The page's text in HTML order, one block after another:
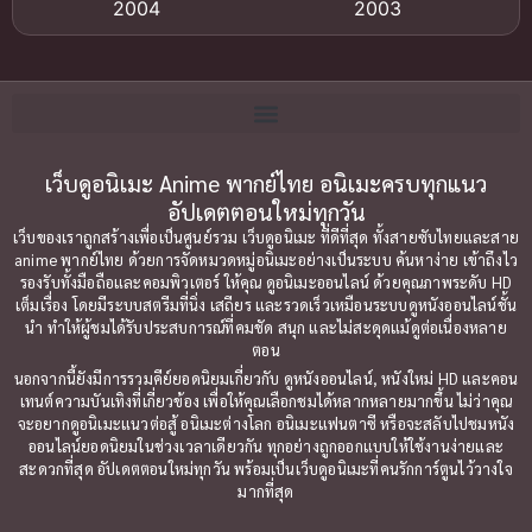
Bitch (ผู้หญิงร่าน)
Bondage (ทาส)(1)
Censored (เซ็นเซอร์)(19)
Comedy (ตลก)(79)
Comedy ตลก
Comic Book การ์ตูน(1)
Coming of Age ก้าวพ้นวัย (7)
(6)
2004
2003
2000
1999
1996
1990
1989
1988
1987
1985
1984
1983
1982
1981
1980
1979
1977
1972
เว็บดูอนิเมะ Anime พากย์ไทย อนิเมะครบทุกแนว
อัปเดตตอนใหม่ทุกวัน
เว็บของเราถูกสร้างเพื่อเป็นศูนย์รวม เว็บดูอนิเมะ ที่ดีที่สุด ทั้งสายซับไทยและสาย
anime พากย์ไทย ด้วยการจัดหมวดหมู่อนิเมะอย่างเป็นระบบ ค้นหาง่าย เข้าถึงไว
รองรับทั้งมือถือและคอมพิวเตอร์ ให้คุณ ดูอนิเมะออนไลน์ ด้วยคุณภาพระดับ HD
เต็มเรื่อง โดยมีระบบสตรีมที่นิ่ง เสถียร และรวดเร็วเหมือนระบบดูหนังออนไลน์ชั้น
นำ ทำให้ผู้ชมได้รับประสบการณ์ที่คมชัด สนุก และไม่สะดุดแม้ดูต่อเนื่องหลาย
ตอน
นอกจากนี้ยังมีการรวมคีย์ยอดนิยมเกี่ยวกับ ดูหนังออนไลน์, หนังใหม่ HD และคอน
เทนต์ความบันเทิงที่เกี่ยวข้อง เพื่อให้คุณเลือกชมได้หลากหลายมากขึ้น ไม่ว่าคุณ
จะอยากดูอนิเมะแนวต่อสู้ อนิเมะต่างโลก อนิเมะแฟนตาซี หรือจะสลับไปชมหนัง
ออนไลน์ยอดนิยมในช่วงเวลาเดียวกัน ทุกอย่างถูกออกแบบให้ใช้งานง่ายและ
สะดวกที่สุด อัปเดตตอนใหม่ทุกวัน พร้อมเป็นเว็บดูอนิเมะที่คนรักการ์ตูนไว้วางใจ
มากที่สุด